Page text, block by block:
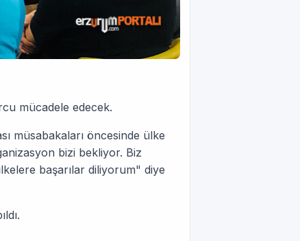
mücadele edecek.
müsabakaları öncesinde ülke
bizi bekliyor. Biz
başarılar diliyorum" diye